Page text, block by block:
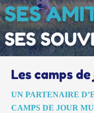
SES
SES
Les camps
UN PARTENAIRE
CAMPS DE JOUR